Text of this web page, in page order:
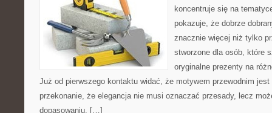
koncentruje się na
pokazuje, że dobrze
znacznie więcej niż tylko
stworzone dla osób, które
oryginalne prezenty na
Już od pierwszego kontaktu widać, że motywem przewodnim
przekonanie, że elegancja nie musi oznaczać przesady, lecz
dopasowaniu, […]